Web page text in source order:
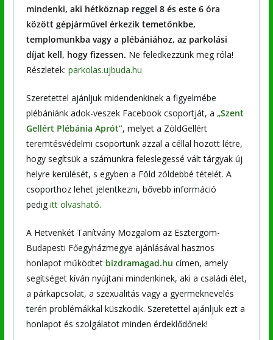
mindenki, aki hétköznap reggel 8 és este 6 óra
között gépjárművel érkezik temetőnkbe,
templomunkba vagy a plébániához, az parkolási
díjat kell, hogy fizessen. Ne feledkezzünk meg róla!
Részletek: parkolas.ujbuda.hu
Szeretettel ajánljuk midendenkinek a figyelmébe
plébániánk adok-veszek Facebook csoportját, a „Szent
Gellért Plébánia Aprót”, melyet a ZöldGellért
teremtésvédelmi csoportunk azzal a céllal hozott létre,
hogy segítsük a számunkra feleslegessé vált tárgyak új
helyre kerülését, s egyben a Föld zöldebbé tételét. A
csoporthoz lehet jelentkezni, bővebb információ
pedig itt olvasható.
A Hetvenkét Tanítvány Mozgalom az Esztergom-
Budapesti Főegyházmegye ajánlásával hasznos
honlapot működtet bizdramagad.hu címen, amely
segítséget kíván nyújtani mindenkinek, aki a családi élet,
a párkapcsolat, a szexualitás vagy a gyermeknevelés
terén problémákkal küszködik. Szeretettel ajánljuk ezt a
honlapot és szolgálatot minden érdeklődőnek!